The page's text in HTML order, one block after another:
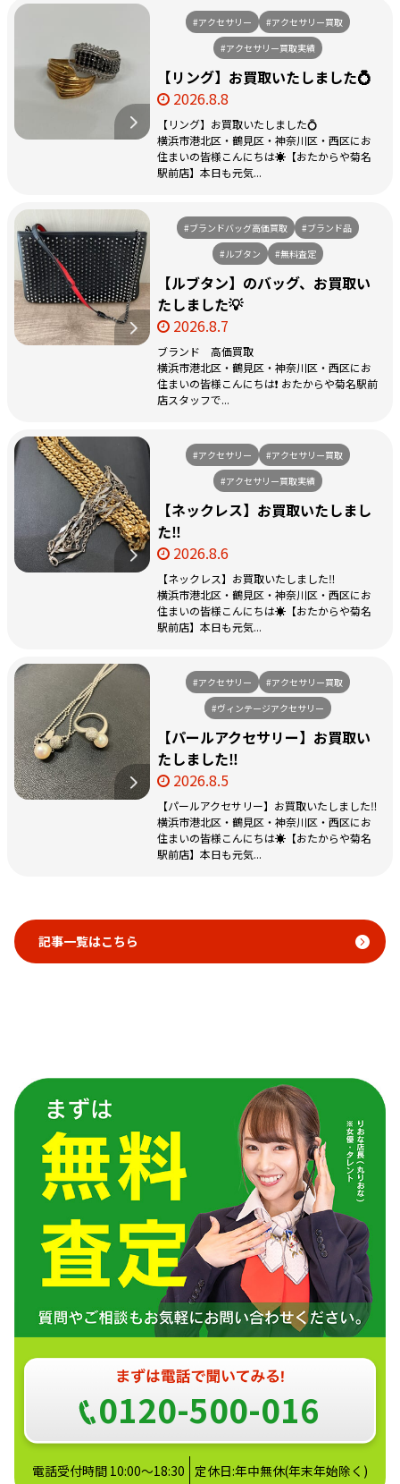
#アクセサリー
#アクセサリー買取
#アクセサリー買取実績
【リング】お買取いたしました💍
2026.8.8
【リング】お買取いたしました💍
横浜市港北区・鶴見区・神奈川区・西区にお
住まいの皆様こんにちは☀️【おたからや菊名
駅前店】本日も元気...
#ブランドバッグ高価買取
#ブランド品
#ルブタン
#無料査定
【ルブタン】のバッグ、お買取い
たしました💡
2026.8.7
ブランド 高価買取
横浜市港北区・鶴見区・神奈川区・西区にお
住まいの皆様こんにちは❗️ おたからや菊名駅前
店スタッフで...
#アクセサリー
#アクセサリー買取
#アクセサリー買取実績
【ネックレス】お買取いたしまし
た‼️
2026.8.6
【ネックレス】お買取いたしました‼️
横浜市港北区・鶴見区・神奈川区・西区にお
住まいの皆様こんにちは☀️【おたからや菊名
駅前店】本日も元気...
#アクセサリー
#アクセサリー買取
#ヴィンテージアクセサリー
【パールアクセサリー】お買取い
たしました‼️
2026.8.5
【パールアクセサリー】お買取いたしました‼️
横浜市港北区・鶴見区・神奈川区・西区にお
住まいの皆様こんにちは☀️【おたからや菊名
駅前店】本日も元気...
記事一覧はこちら
0120-500-016
電話受付時間 10:00～18:30 定休日:年中無休(年末年始除く)